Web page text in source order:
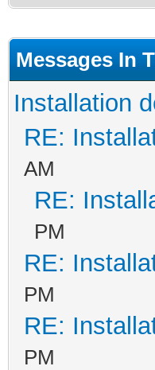
Messages In
Installation
RE:
AM
RE:
PM
RE:
PM
RE:
PM